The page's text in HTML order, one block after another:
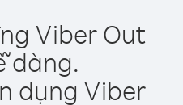
Viber Out
dàng.
dụng Viber